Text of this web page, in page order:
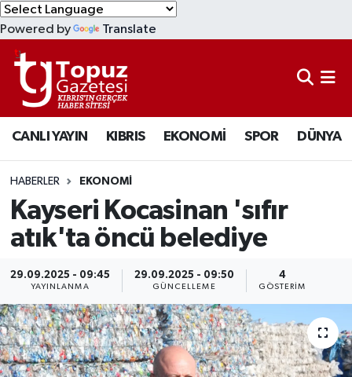
Powered by Translate
CANLI YAYIN KIBRIS EKONOMİ SPOR DÜNYA
HABERLER EKONOMİ
Kayseri Kocasinan 'sıfır
atık'ta öncü belediye
29.09.2025 - 09:45
YAYINLANMA
29.09.2025 - 09:50
GÜNCELLEME
4
GÖSTERIM
KIBRIS
DÜNYA
EKONOMİ
MAGAZİN
SAĞLIK
TÜRKİYE
Lefkoşa Nöbetçi Eczaneler
Lefkoşa Hava Durumu
Lefkoşa Trafik Yoğunluk Haritası
Süper Lig Puan Durumu ve Fikstür
Tüm Manşetler